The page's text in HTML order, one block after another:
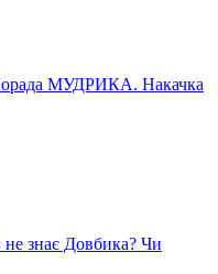
МУДРИКА. Накачка
знає Довбика? Чи